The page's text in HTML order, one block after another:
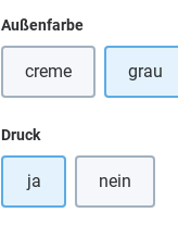
Außenfarbeauswählen
creme(Diese Option ist
grau
Druckauswählen
ja nein